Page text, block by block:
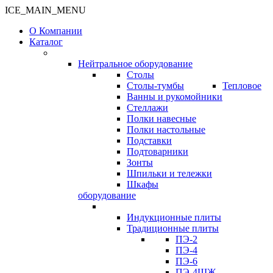
ICE_MAIN_MENU
О Компании
Каталог
Нейтральное оборудование
Столы
Столы-тумбы
Ванны и рукомойники
Стеллажи
Полки навесные
Полки настольные
Подставки
Подтоварники
Зонты
Шпильки и тележки
Шкафы
Тепловое
оборудование
Индукционные плиты
Традиционные плиты
ПЭ-2
ПЭ-4
ПЭ-6